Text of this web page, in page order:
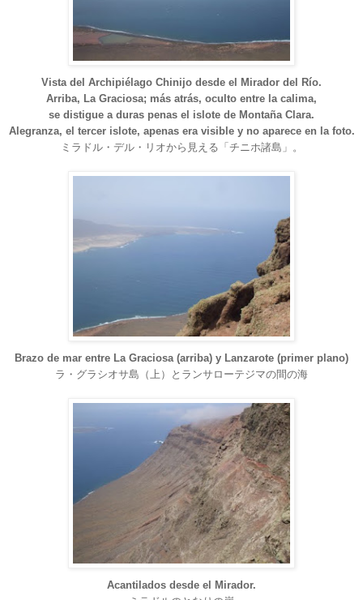
Vista del Archipiélago Chinijo desde el Mirador del Río.
Arriba, La Graciosa; más atrás, oculto entre la calima,
se distigue a duras penas el islote de Montaña Clara.
Alegranza, el tercer islote, apenas era visible y no aparece en la foto.
ミラドル・デル・リオから見える「チニホ諸島」。
Brazo de mar entre La Graciosa (arriba) y Lanzarote (primer plano)
ラ・グラシオサ島（上）とランサローテジマの間の海
Acantilados desde el Mirador.